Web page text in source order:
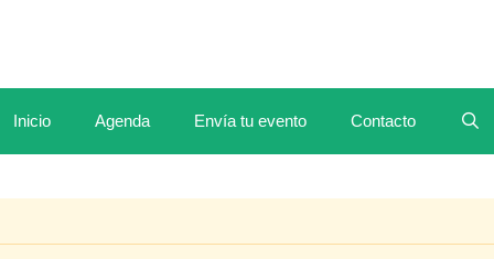
Inicio Agenda Envía tu evento Contacto